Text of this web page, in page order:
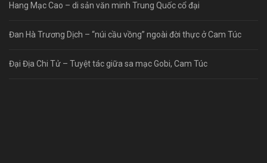
Hang Mạc Cao – di sản văn minh Trung Quốc cổ đại
Đan Hà Trương Dịch – “núi cầu vồng” ngoài đời thực ở Cam Túc
Đại Địa Chi Tử – Tuyệt tác giữa sa mạc Gobi, Cam Túc